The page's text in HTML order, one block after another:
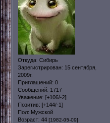
Откуда: Сибирь
Зарегистрирован: 15 сентября,
2009г.
Приглашений: 0
Сообщений: 1717
Уважение: [+106/-2]
Позитив: [+144/-1]
Пол: Мужской
Возраст: 44 [1982-05-09]